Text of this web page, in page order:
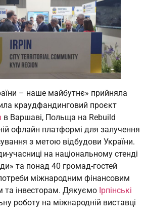
– наше майбутнє» прийняла
краудфандинговий проєкт
в Варшаві, Польща на Rebuild
офлайн платформі для залучення
з метою відбудови України.
учасниці на національному стенді
та понад 40 громад-гостей
міжнародним фінансовим
та інвесторам. Дякуємо Ірпінські
роботу на міжнародній виставці